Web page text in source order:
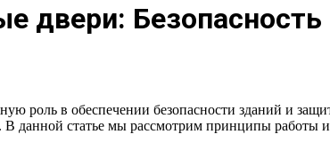
двери: Безопасность
роль в обеспечении безопасности зданий и
В данной статье мы рассмотрим принципы работы